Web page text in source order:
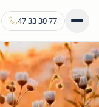
47 33 30 77